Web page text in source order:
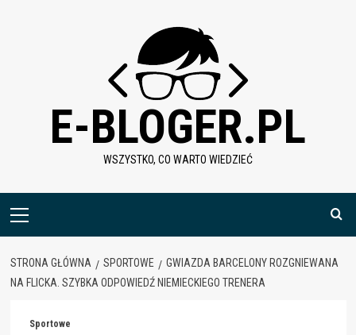
E-BLOGER.PL
WSZYSTKO, CO WARTO WIEDZIEĆ
Menu
STRONA GŁÓWNA SPORTOWE
GWIAZDA BARCELONY ROZGNIEWANA
NA FLICKA. SZYBKA ODPOWIEDŹ NIEMIECKIEGO TRENERA
Sportowe